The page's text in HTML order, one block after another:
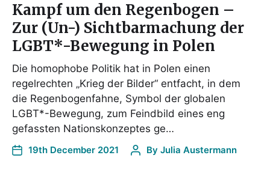
Kampf um den Regenbogen –
Zur (Un-) Sichtbarmachung der
LGBT*-Bewegung in Polen
Die homophobe Politik hat in Polen einen
regelrechten „Krieg der Bilder“ entfacht, in dem
die Regenbogenfahne, Symbol der globalen
LGBT*-Bewegung, zum Feindbild eines eng
gefassten Nationskonzeptes ge…
19th December 2021 By Julia Austermann